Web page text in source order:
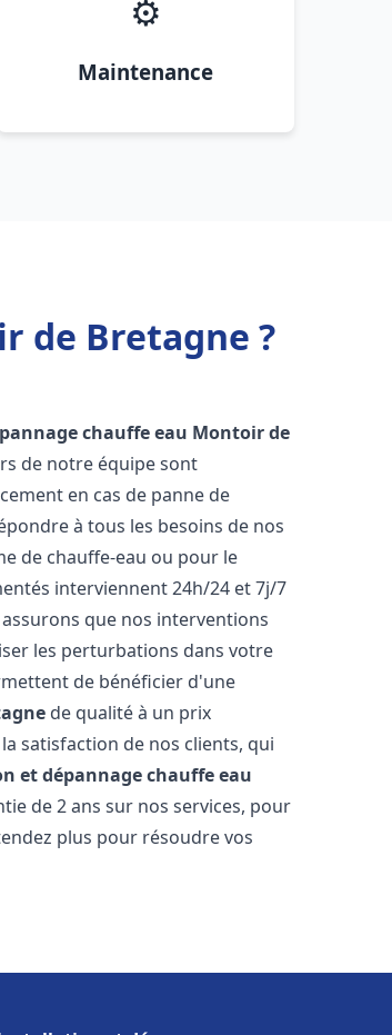
⚙️
Maintenance
de Bretagne ?
chauffe eau Montoir de
de notre équipe sont
en cas de panne de
à tous les besoins de nos
de chauffe-eau ou pour le
interviennent 24h/24 et 7j/7
que nos interventions
les perturbations dans votre
de bénéficier d'une
de qualité à un prix
satisfaction de nos clients, qui
et dépannage chauffe eau
de 2 ans sur nos services, pour
plus pour résoudre vos